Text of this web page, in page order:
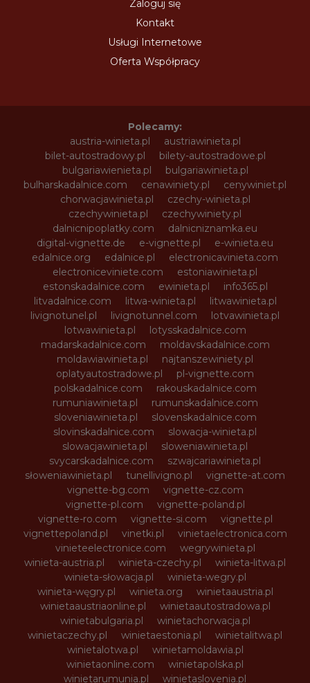
Zaloguj się
Kontakt
Usługi Internetowe
Oferta Współpracy
Polecamy:
austria-winieta.pl
austriawinieta.pl
bilet-autostradowy.pl
bilety-autostradowe.pl
bulgariawienieta.pl
bulgariawinieta.pl
bulharskadalnice.com
cenawiniety.pl
cenywiniet.pl
chorwacjawinieta.pl
czechy-winieta.pl
czechywinieta.pl
czechywiniety.pl
dalnicnipoplatky.com
dalnicniznamka.eu
digital-vignette.de
e-vignette.pl
e-winieta.eu
edalnice.org
edalnice.pl
electronicavinieta.com
electroniceviniete.com
estoniawinieta.pl
estonskadalnice.com
ewinieta.pl
info365.pl
litvadalnice.com
litwa-winieta.pl
litwawinieta.pl
livignotunel.pl
livignotunnel.com
lotvawinieta.pl
lotwawinieta.pl
lotysskadalnice.com
madarskadalnice.com
moldavskadalnice.com
moldawiawinieta.pl
najtanszewiniety.pl
oplatyautostradowe.pl
pl-vignette.com
polskadalnice.com
rakouskadalnice.com
rumuniawinieta.pl
rumunskadalnice.com
sloveniawinieta.pl
slovenskadalnice.com
slovinskadalnice.com
slowacja-winieta.pl
slowacjawinieta.pl
sloweniawinieta.pl
svycarskadalnice.com
szwajcariawinieta.pl
słoweniawinieta.pl
tunellivigno.pl
vignette-at.com
vignette-bg.com
vignette-cz.com
vignette-pl.com
vignette-poland.pl
vignette-ro.com
vignette-si.com
vignette.pl
vignettepoland.pl
vinetki.pl
vinietaelectronica.com
vinieteelectronice.com
wegrywinieta.pl
winieta-austria.pl
winieta-czechy.pl
winieta-litwa.pl
winieta-słowacja.pl
winieta-wegry.pl
winieta-węgry.pl
winieta.org
winietaaustria.pl
winietaaustriaonline.pl
winietaautostradowa.pl
winietabulgaria.pl
winietachorwacja.pl
winietaczechy.pl
winietaestonia.pl
winietalitwa.pl
winietalotwa.pl
winietamoldawia.pl
winietaonline.com
winietapolska.pl
winietarumunia.pl
winietaslovenia.pl